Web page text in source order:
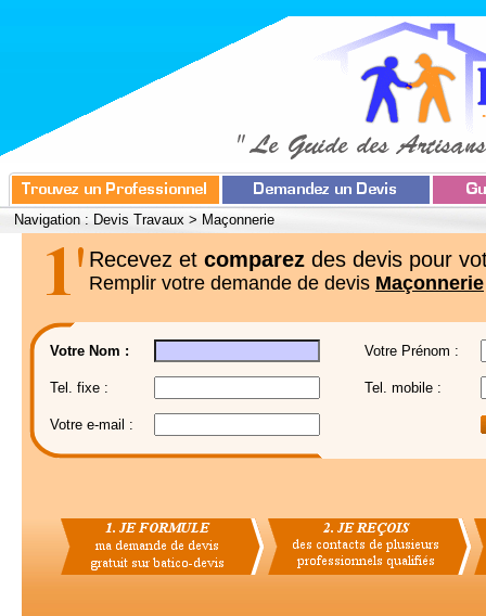
Navigation : Devis Travaux > Maçonnerie
Recevez et comparez des devis pour
Remplir votre demande de devis Maçonnerie
Votre Nom : Votre Prénom :
Tel. fixe : Tel. mobile :
Votre e-mail :